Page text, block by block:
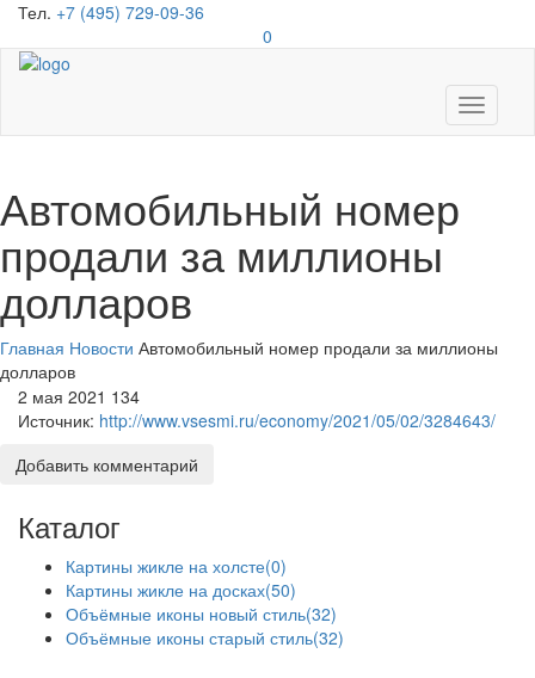
Тел. +7 (495) 729-09-36
0
Toggle
Автомобильный номер
продали за миллионы
долларов
Главная Новости Автомобильный номер продали за миллионы
долларов
2 мая 2021 134
Источник: http://www.vsesmi.ru/economy/2021/05/02/3284643/
Добавить комментарий
Каталог
Картины жикле на холсте(0)
Картины жикле на досках(50)
Объёмные иконы новый стиль(32)
Объёмные иконы старый стиль(32)